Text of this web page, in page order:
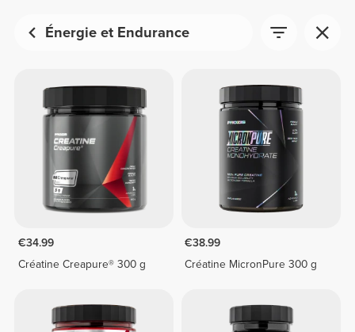
Énergie et Endurance
€34.99
Créatine Creapure® 300 g
€38.99
Créatine MicronPure 300 g